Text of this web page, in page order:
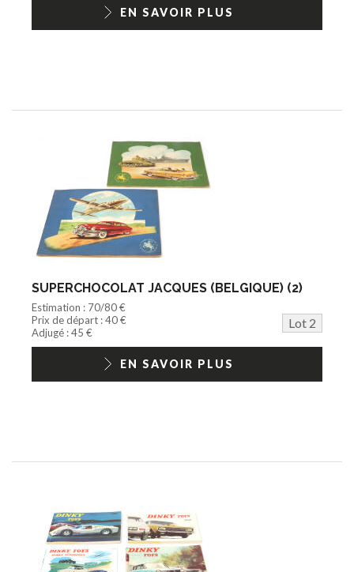
1/18ème moderneEN SAVOIR PLUS
SUPERCHOCOLAT JACQUES (BELGIQUE) (2)
Estimation : 70/80 €
Prix de départ : 40 €
Lot 2
Adjugé : 45 €
EN SAVOIR PLUS